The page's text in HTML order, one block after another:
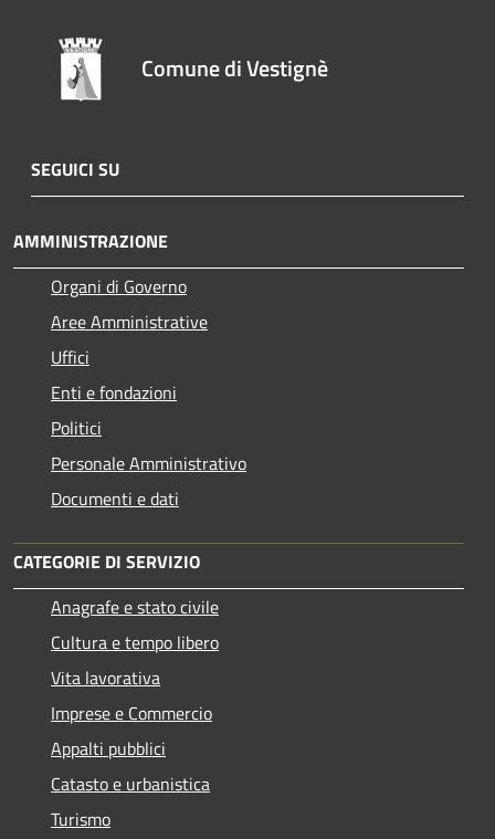
Comune di Vestignè
SEGUICI SU
AMMINISTRAZIONE
Organi di Governo
Aree Amministrative
Uffici
Enti e fondazioni
Politici
Personale Amministrativo
Documenti e dati
CATEGORIE DI SERVIZIO
Anagrafe e stato civile
Cultura e tempo libero
Vita lavorativa
Imprese e Commercio
Appalti pubblici
Catasto e urbanistica
Turismo